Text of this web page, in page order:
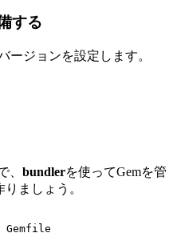
する
ージョンを設定します。
、 bundlerを使ってGemを管
ましょう。